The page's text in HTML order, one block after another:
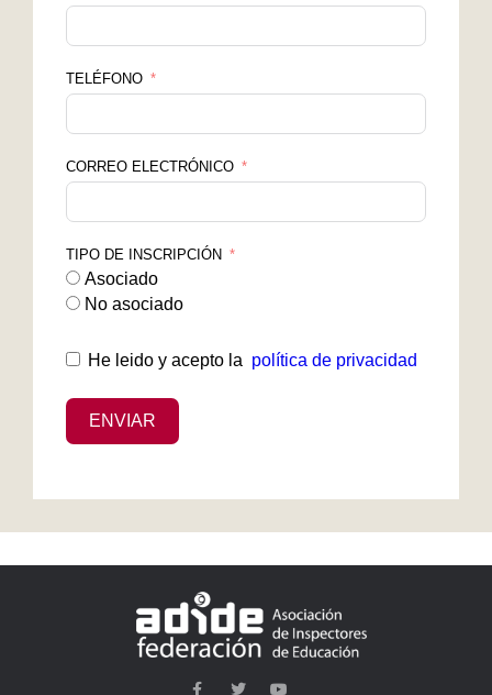
TELÉFONO
CORREO ELECTRÓNICO
TIPO DE INSCRIPCIÓN
Asociado
No asociado
He leido y acepto la política de privacidad
ENVIAR